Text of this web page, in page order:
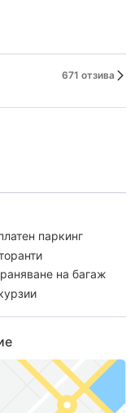
671 отзива
паркинг
на багаж